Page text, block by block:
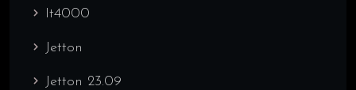
It4000
Jetton
Jetton 23.09